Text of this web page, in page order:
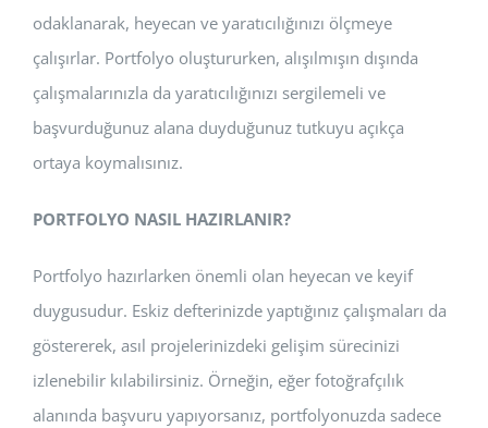
odaklanarak, heyecan ve yaratıcılığınızı ölçmeye
çalışırlar. Portfolyo oluştururken, alışılmışın dışında
çalışmalarınızla da yaratıcılığınızı sergilemeli ve
başvurduğunuz alana duyduğunuz tutkuyu açıkça
ortaya koymalısınız.
PORTFOLYO NASIL HAZIRLANIR?
Portfolyo hazırlarken önemli olan heyecan ve keyif
duygusudur. Eskiz defterinizde yaptığınız çalışmaları da
göstererek, asıl projelerinizdeki gelişim sürecinizi
izlenebilir kılabilirsiniz. Örneğin, eğer fotoğrafçılık
alanında başvuru yapıyorsanız, portfolyonuzda sadece